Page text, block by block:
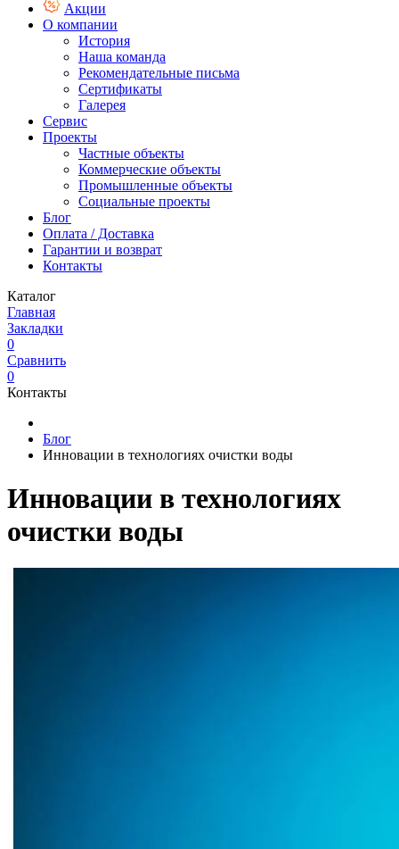
Акции
О компании
История
Наша команда
Рекомендательные письма
Сертификаты
Галерея
Сервис
Проекты
Частные объекты
Коммерческие объекты
Промышленные объекты
Социальные проекты
Блог
Оплата / Доставка
Гарантии и возврат
Контакты
Каталог
Главная
Закладки
0
Сравнить
0
Контакты
Блог
Инновации в технологиях очистки воды
Инновации в технологиях
очистки воды